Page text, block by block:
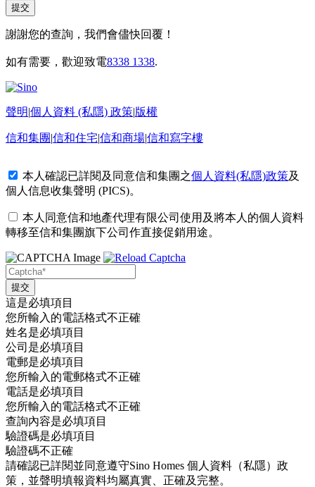
謝謝您的查詢，我們會儘快回覆！
如有需要，歡迎致電8338 1338.
聲明|個人資料 (私隱) 政策|版權
信和集團|信和住宅|信和商場|信和寫字樓
本人確認已詳閱及同意信和集團之個人資料(私隱)政策及
個人信息收集聲明 (PICS)。
本人同意信和地產代理有限公司使用及將本人的個人資料
轉移至信和集團旗下公司作直接促銷用途。
這是必填項目
您所輸入的電話格式不正確
姓名是必填項目
公司是必填項目
電郵是必填項目
您所輸入的電郵格式不正確
電話是必填項目
您所輸入的電話格式不正確
查詢內容是必填項目
驗證碼是必填項目
驗證碼不正確
請確認已詳閱並同意遵守Sino Homes 個人資料（私隱）政
策，並聲明填報資料均屬真實、正確及完整。